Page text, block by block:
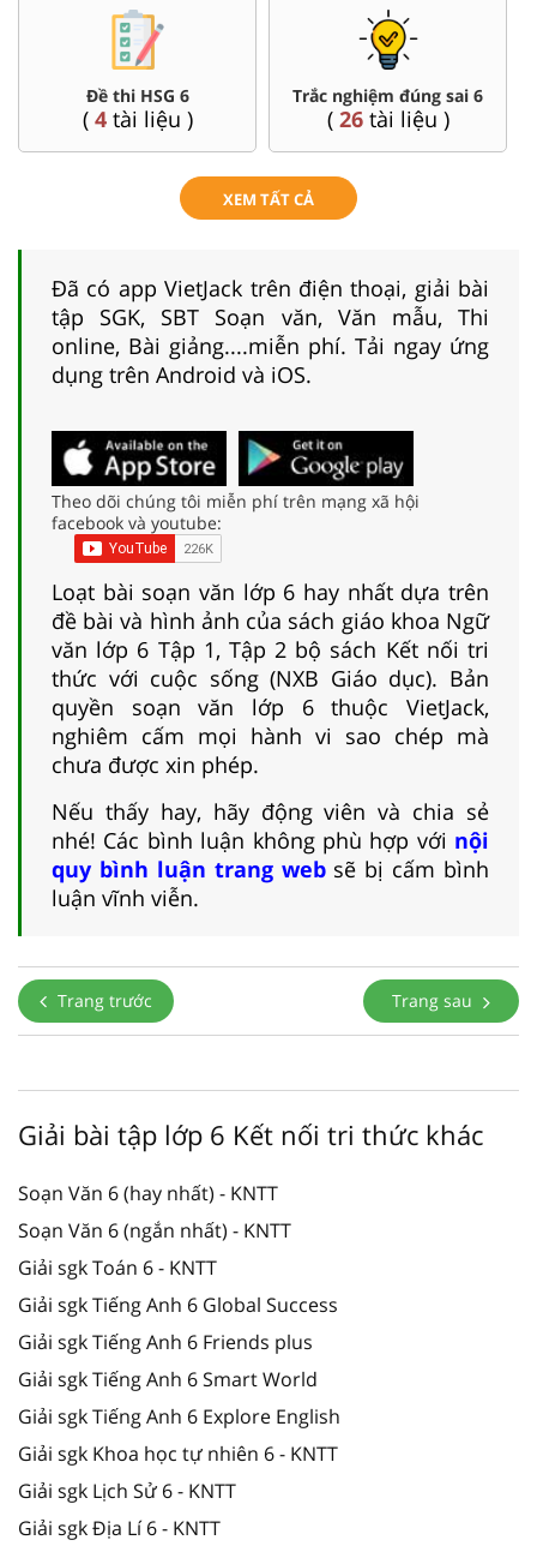
Đề thi HSG 6
( 4tài liệu )
Trắc nghiệm đúng sai 6
( 26tài liệu )
XEM TẤT CẢ
Đã có app VietJack trên điện thoại, giải bài
tập SGK, SBT Soạn văn, Văn mẫu, Thi
online, Bài giảng....miễn phí. Tải ngay ứng
dụng trên Android và iOS.
Theo dõi chúng tôi miễn phí trên mạng xã hội
facebook và youtube:
Loạt bài soạn văn lớp 6 hay nhất dựa trên
đề bài và hình ảnh của sách giáo khoa Ngữ
văn lớp 6 Tập 1, Tập 2 bộ sách Kết nối tri
thức với cuộc sống (NXB Giáo dục). Bản
quyền soạn văn lớp 6 thuộc VietJack,
nghiêm cấm mọi hành vi sao chép mà
chưa được xin phép.
Nếu thấy hay, hãy động viên và chia sẻ
nhé! Các bình luận không phù hợp với nội
quy bình luận trang websẽ bị cấm bình
luận vĩnh viễn.
Trang trước Trang sau
Giải bài tập lớp 6 Kết nối tri thức khác
Soạn Văn 6 (hay nhất) - KNTT
Soạn Văn 6 (ngắn nhất) - KNTT
Giải sgk Toán 6 - KNTT
Giải sgk Tiếng Anh 6 Global Success
Giải sgk Tiếng Anh 6 Friends plus
Giải sgk Tiếng Anh 6 Smart World
Giải sgk Tiếng Anh 6 Explore English
Giải sgk Khoa học tự nhiên 6 - KNTT
Giải sgk Lịch Sử 6 - KNTT
Giải sgk Địa Lí 6 - KNTT